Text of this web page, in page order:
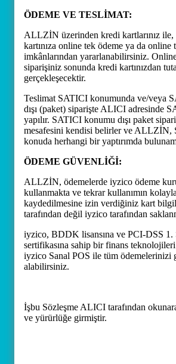
ÖDEME VE TESLİMAT:
ALLZİN üzerinden kredi kartlarınız
kartınıza online tek ödeme ya da online
imkânlarından yararlanabilirsiniz.
siparişiniz sonunda kredi kartınızdan
gerçekleşecektir.
Teslimat SATICI konumunda ve/veya
dışı (paket) siparişte ALICI adresinde
yapılır. SATICI konumu dışı paket
mesafesini kendisi belirler ve ALLZİN,
konuda herhangi bir yaptırımda
ÖDEME GÜVENLİĞİ:
ALLZİN, ödemelerde iyzico ödeme
kullanmakta ve tekrar kullanımın
kaydedilmesine izin verdiğiniz kart
tarafından değil iyzico tarafından
iyzico, BDDK lisansına ve PCI-DSS 1.
sertifikasına sahip bir finans
iyzico Sanal POS ile tüm ödemelerinizi
alabilirsiniz.
İşbu Sözleşme ALICI tarafından
ve yürürlüğe girmiştir.